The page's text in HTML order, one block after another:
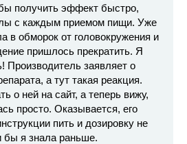
получить эффект быстро,
с каждым приемом пищи. Уже
в обморок от головокружения и
пришлось прекратить. Я
Производитель заявляет о
а тут такая реакция.
о ней на сайт, а теперь вижу,
просто. Оказывается, его
пить и дозировку не
я знала раньше.